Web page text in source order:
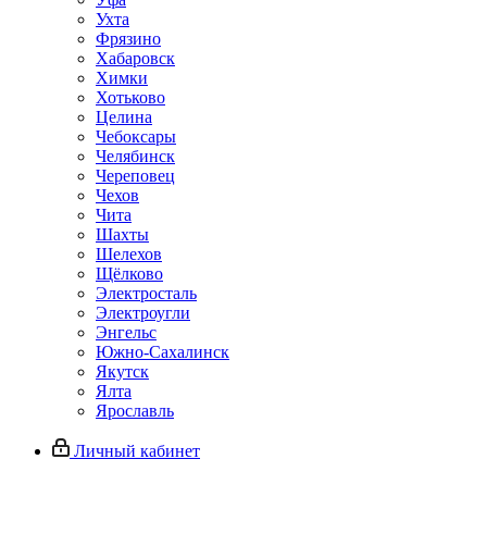
Ухта
Фрязино
Хабаровск
Химки
Хотьково
Целина
Чебоксары
Челябинск
Череповец
Чехов
Чита
Шахты
Шелехов
Щёлково
Электросталь
Электроугли
Энгельс
Южно-Сахалинск
Якутск
Ялта
Ярославль
Личный кабинет